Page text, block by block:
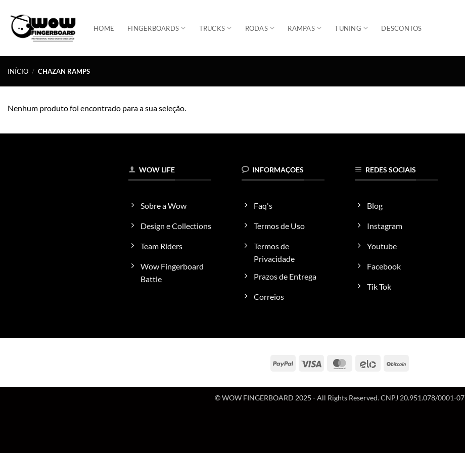
content
HOME FINGERBOARDS TRUCKS RODAS RAMPAS TUNING DESCONTOS
INÍCIO / CHAZAN RAMPS
Nenhum produto foi encontrado para a sua seleção.
WOW LIFE
Sobre a Wow
Design e Collections
Team Riders
Wow Fingerboard
Battle
INFORMAÇÕES
Faq's
Termos de Uso
Termos de
Privacidade
Prazos de Entrega
Correios
REDES SOCIAIS
Blog
Instagram
Youtube
Facebook
Tik Tok
PayPal Visa MasterCard
Elo
© WOW FINGERBOARD 2025 - All Rights Reserved. CNPJ 20.951.078/0001-07